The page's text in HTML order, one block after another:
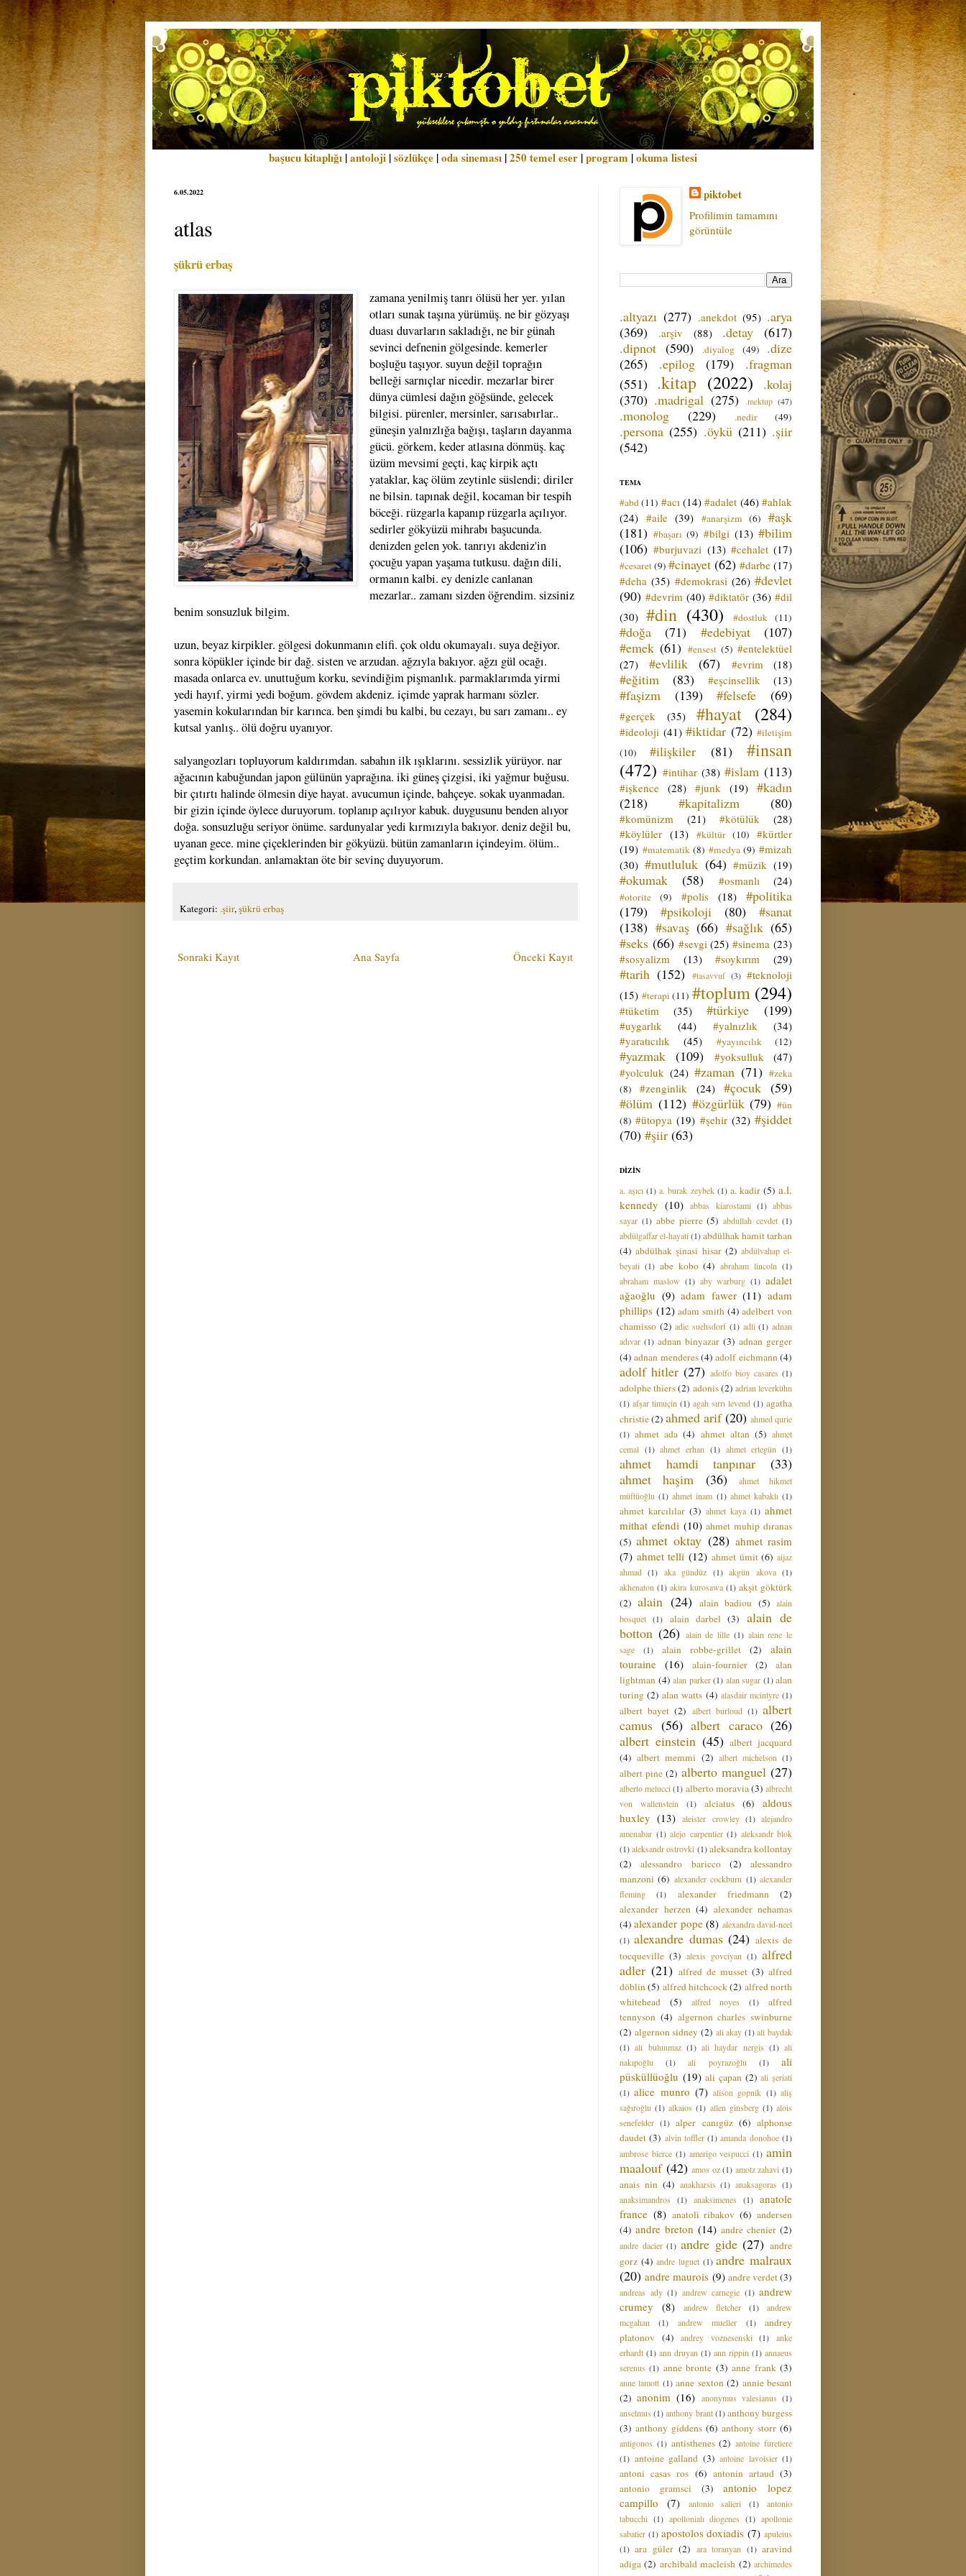
başucu kitaplığı |antoloji |sözlükçe |oda sineması |250 temel eser |program |okuma listesi
6.05.2022
atlas
şükrü erbaş
zamana yenilmiş tanrı ölüsü her yer. yılan
otları sunak taşına yürümüş. ne bir gözyaşı
duası duvarların sakladığı, ne bir günah
sevinci defnenin gölgesinde. kemerler
boşluğu taşıyor. suyun değil toprağın
belleği sarnıçlar nicedir. mezarlar birer
dünya cümlesi dağın göğsünde, gelecek
bilgisi. pürenler, mersinler, sarısabırlar..
güneşin yalnızlığa bağışı, taşların dayanma
gücü. görkem, keder atlasına dönmüş. kaç
üzüm mevsimi geçti, kaç kirpik açtı
yataklar, kaç ölüm zeytinle süslendi; diriler
ne bilsin. tapınak değil, kocaman bir tespih
böceği. rüzgarla kapanıp rüzgarla açılıyor.
sedirler gökyüzü mihrabı başucunda.
denizden gelen yok. tanrıyı akdeniz'in
çocuğu yapan yaşama tutkusu. dağın dili,
ormanın kalbi. ey denizle canlanan
mezarlar.. zamanı sizden öğrendim. sizsiniz
benim sonsuzluk bilgim.
uzun, beyaz kirpikler. gölgesi dokunmanın elifi. çok oldu okumayalı. suya değiyor.
sonra köpükler içinde bir dağ. sisten ve arzudan. ağzıyla bakıyor. ağzı gül ocağı.
masada onlarca ev. unuttuğum korku, sevindiğim pişmanlık. parmaklarımda yirmi
yedi hayıf, yirmi yedi boğum. gövdem akdeniz. içimde yaprak harmanı sözler.
yasemin kokularından bir karınca. ben şimdi bu kalbi, bu cezayı, bu sarı zamanı.. ey
kutsal yanlış.. ölü doğru uyanıyor.
salyangozları topluyorum kaldırımdan. sabahın ilk ışıklarını. sessizlik yürüyor. nar
ağacının kabuğundan japon gülünün yaprağına. iki güneş çizgisi, iki yağmur buğusu.
bir çıtırtı halinde ölmesin diye hayat. avucumun içinde, bahçeye. sokak uyanmadan.
bir gizin içinde öylece duruyorum. toplanıp açılıyor kabuk. duygusunu benden alıyor
doğa. sonsuzluğu seriyor önüme. sardunyalar yedi kırmızıyla bakıyor. deniz değil bu,
uyanan gece. mine çiçeklerinden bir gökyüzü. bütün zamanların içindeyim. ölüm..
geçtim korkundan. anlamaktan öte bir sevinç duyuyorum.
Kategori: .şiir,şükrü erbaş
Sonraki Kayıt Önceki Kayıt
Ana Sayfa
piktobet
Profilimin tamamını
görüntüle
.altyazı (277) .anekdot (95) .arya
(369)
.arşiv (88) .detay
(617)
.dipnot (590) .diyalog (49)
.dize
(265)
.epilog (179)
.fragman
(551) .kitap (2022)
.kolaj
(370) .madrigal (275) .mektup (47)
.monolog (229) .nedir (49)
.persona (255) .öykü (211) .şiir
(542)
TEMA
#abd (11) #acı (14) #adalet (46) #ahlak
(24) #aile (39) #anarşizm (6)
#aşk
(181) #başarı (9) #bilgi (13) #bilim
(106) #burjuvazi (13) #cehalet (17)
#cesaret(9) #cinayet (62) #darbe (17)
#deha (35) #demokrasi (26) #devlet
(90) #devrim (40) #diktatör (36) #dil
(30) #din (430) #dostluk (11)
#doğa (71) #edebiyat
(107)
#emek (61) #ensest (5) #entelektüel
(27)
#evlilik (67) #evrim (18)
#eğitim (83) #eşcinsellik (13)
#faşizm (139) #felsefe (69)
#gerçek (35) #hayat (284)
#ideoloji (41) #iktidar (72) #iletişim
(10)
#ilişkiler (81)
#insan
(472) #intihar (38) #islam (113)
#işkence (28) #junk (19) #kadın
(218)
#kapitalizm (80)
#komünizm (21) #kötülük
(28)
#köylüler (13) #kültür (10)
#kürtler
(19) #matematik (8) #medya (9) #mizah
(30) #mutluluk (64) #müzik (19)
#okumak (58) #osmanlı (24)
#otorite (9) #polis (18)
#politika
(179)
#psikoloji (80)
#sanat
(138) #savaş (66) #sağlık (65)
#seks (66) #sevgi (25) #sinema (23)
#sosyalizm
(13) #soykırım (29)
#tarih (152) #tasavvuf (3) #teknoloji
(15) #terapi (11) #toplum (294)
#tüketim (35) #türkiye (199)
#uygarlık (44) #yalnızlık
(34)
#yaratıcılık
(45) #yayıncılık (12)
#yazmak (109) #yoksulluk
(47)
#yolculuk (24) #zaman (71) #zeka
(8)
#zenginlik (24) #çocuk (59)
#ölüm (112) #özgürlük (79) #ün
(8) #ütopya (19) #şehir (32) #şiddet
(70) #şiir (63)
DİZİN
a. aşıcı (1) a. burak zeybek (1) a. kadir (5) a.l.
kennedy (10) abbas kiarostami (1) abbas
sayar (1) abbe pierre (5) abdullah cevdet (1)
abdülgaffar el-hayati(1)abdülhak hamit tarhan
(4) abdülhak şinasi hisar (2) abdülvahap el-
beyati (1) abe kobo (4) abraham lincoln (1)
abraham maslow (1) aby warburg (1) adalet
ağaoğlu (9) adam fawer (11) adam
phillips (12) adam smith (4) adelbert von
chamisso (2) adie suehsdorf (1) adli (1) adnan
adıvar (1) adnan binyazar (3) adnan gerger
(4) adnan menderes(4) adolf eichmann (4)
adolf hitler (27) adolfo bioy casares (1)
adolphe thiers(2) adonis(2) adrian leverkühn
(1) afşar timuçin (1) agah sırrı levend (1) agatha
christie(2) ahmed arif (20) ahmed qurie
(1) ahmet ada (4) ahmet altan (5) ahmet
cemal (1) ahmet erhan (1) ahmet ertegün (1)
ahmet hamdi tanpınar
(33)
ahmet haşim
(36)
ahmet hikmet
müftüoğlu (1) ahmet inam (1) ahmet kabaklı (1)
ahmet karcılılar (3) ahmet kaya (1) ahmet
mithat efendi (10) ahmet muhip dıranas
(5) ahmet oktay (28) ahmet rasim
(7) ahmet telli (12) ahmet ümit (6) aijaz
ahmad (1) aka gündüz (1) akgün akova (1)
akhenaton (1) akira kurosawa (1) akşit göktürk
(2) alain (24) alain badiou (5) alain
bosquet (1) alain darbel (3)
alain de
botton (26) alain de lille (1) alain rene le
sage
(1) alain robbe-grillet (2)
alain
touraine (16) alain-fournier (2)
alan
lightman (4) alan parker (1) alan sugar (1) alan
turing (2) alan watts (4) alasdair mcintyre (1)
albert bayet (2) albert burloud (1) albert
camus (56) albert caraco (26)
albert einstein (45) albert jacquard
(4) albert memmi (2) albert michelson (1)
albert pine (2) alberto manguel (27)
alberto melucci (1) alberto moravia (3) albrecht
von wallenstein
(1) alciatus (6)
aldous
huxley (13) aleister crowley (1) alejandro
amenabar (1) alejo carpentier (1) aleksandr blok
(1) aleksandr ostrovki (1) aleksandra kollontay
(2)
alessandro baricco (2)
alessandro
manzoni (6) alexander cockburn (1) alexander
fleming
(1) alexander friedmann
(2)
alexander herzen (4) alexander nehamas
(4) alexander pope (8) alexandra david-neel
(1) alexandre dumas (24) alexis de
tocqueville (3) alexis govciyan (1) alfred
adler (21) alfred de musset (3) alfred
döblin (5) alfred hitchcock(2) alfred north
whitehead
(5) alfred noyes (1)
alfred
tennyson (4) algernon charles swinburne
(2) algernon sidney (2) ali akay (1) ali baydak
(1) ali bulunmaz (1) ali haydar nergis (1) ali
nakıpoğlu
(1) ali poyrazoğlu (1)
ali
püsküllüoğlu (19) ali çapan (2) ali şeriati
(1) alice munro (7) alison gopnik (1) aliş
sağıroğlu (1) alkaios (1) allen ginsberg (1) alois
senefelder (1) alper canıgüz (6) alphonse
daudet (3) alvin toffler (1) amanda donohoe (1)
ambrose bierce (1) amerigo vespucci (1) amin
maalouf (42) amos oz (1) amotz zahavi (1)
anais nin (4) anakharsis (1) anaksagoras (1)
anaksimandros
(1) anaksimenes (1) anatole
france (8) anatoli ribakov (6) andersen
(4) andre breton (14) andre chenier (2)
andre dacier (1) andre gide (27) andre
gorz (4) andre luguet (1) andre malraux
(20) andre maurois (9) andre verdet(3)
andreas ady (1) andrew carnegie (1) andrew
crumey
(8) andrew fletcher (1)
andrew
mcgahan
(1) andrew mueller (1)
andrey
platonov (4) andrey voznesenski (1)
anke
erhardt (1) ann druyan (1) ann rippin (1) annaeus
serenus (1) anne bronte (3) anne frank (3)
anne lamott (1) anne sexton (2) annie besant
(2) anonim (16) anonymus valesianus (1)
anselmus (1) anthony brant (1) anthony burgess
(3) anthony giddens (6) anthony storr (6)
antigonos (1) antisthenes (2) antoine furetiere
(1) antoine galland (3) antoine lavoisier (1)
antoni casas ros (6) antonin artaud (3)
antonio gramsci
(3)
antonio lopez
campillo
(7) antonio salieri (1)
antonio
tabucchi (1) apollonialı diogenes (1) apollonie
sabatier (1) apostolos doxiadis (7) apuleius
(1) ara güler (2) ara toranyan (1) aravind
adiga (2) archibald macleish (2) archimedes